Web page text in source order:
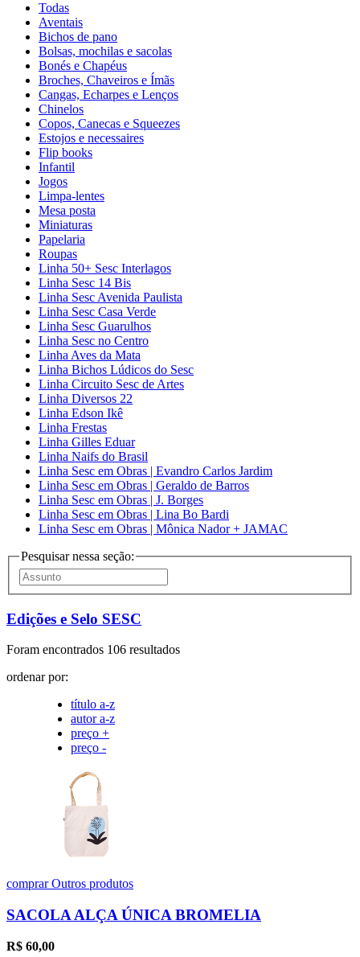
Todas
Aventais
Bichos de pano
Bolsas, mochilas e sacolas
Bonés e Chapéus
Broches, Chaveiros e Ímãs
Cangas, Echarpes e Lenços
Chinelos
Copos, Canecas e Squeezes
Estojos e necessaires
Flip books
Infantil
Jogos
Limpa-lentes
Mesa posta
Miniaturas
Papelaria
Roupas
Linha 50+ Sesc Interlagos
Linha Sesc 14 Bis
Linha Sesc Avenida Paulista
Linha Sesc Casa Verde
Linha Sesc Guarulhos
Linha Sesc no Centro
Linha Aves da Mata
Linha Bichos Lúdicos do Sesc
Linha Circuito Sesc de Artes
Linha Diversos 22
Linha Edson Ikê
Linha Frestas
Linha Gilles Eduar
Linha Naifs do Brasil
Linha Sesc em Obras | Evandro Carlos Jardim
Linha Sesc em Obras | Geraldo de Barros
Linha Sesc em Obras | J. Borges
Linha Sesc em Obras | Lina Bo Bardi
Linha Sesc em Obras | Mônica Nador + JAMAC
Pesquisar nessa seção:
Edições e Selo SESC
Foram encontrados 106 resultados
ordenar por:
título a-z
autor a-z
preço +
preço -
comprarOutros produtos
SACOLA ALÇA ÚNICA BROMELIA
R$ 60,00